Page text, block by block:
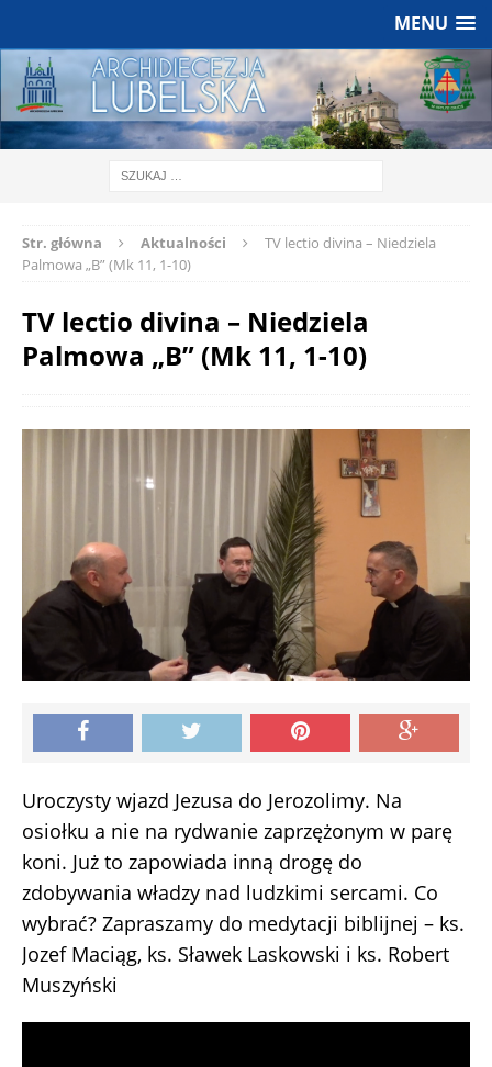
MENU
Str. główna Aktualności
TV lectio divina – Niedziela
Palmowa „B” (Mk 11, 1-10)
TV lectio divina – Niedziela
Palmowa „B” (Mk 11, 1-10)
Uroczysty wjazd Jezusa do Jerozolimy. Na
osiołku a nie na rydwanie zaprzężonym w parę
koni. Już to zapowiada inną drogę do
zdobywania władzy nad ludzkimi sercami. Co
wybrać? Zapraszamy do medytacji biblijnej – ks.
Jozef Maciąg, ks. Sławek Laskowski i ks. Robert
Muszyński